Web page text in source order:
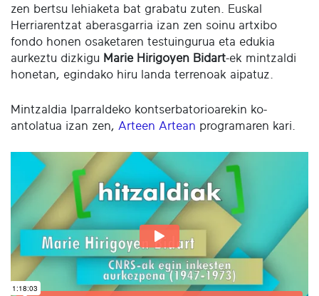
zen bertsu lehiaketa bat grabatu zuten. Euskal
Herriarentzat aberasgarria izan zen soinu artxibo
fondo honen osaketaren testuingurua eta edukia
aurkeztu dizkigu Marie Hirigoyen Bidart-ek mintzaldi
honetan, egindako hiru landa terrenoak aipatuz.
Mintzaldia Iparraldeko kontserbatorioarekin ko-
antolatua izan zen, Arteen Artean programaren kari.